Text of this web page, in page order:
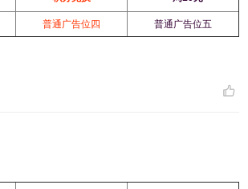
普通广告位四 普通广告位五